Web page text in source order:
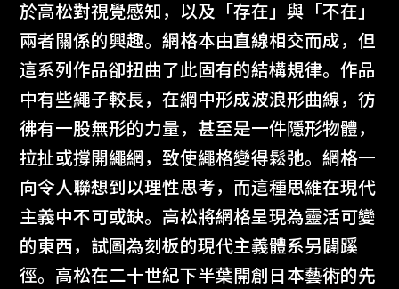
於高松對視覺感知，以及「存在」與「不在」
兩者關係的興趣。網格本由直線相交而成，但
這系列作品卻扭曲了此固有的結構規律。作品
中有些繩子較長，在網中形成波浪形曲線，彷
彿有一股無形的力量，甚至是一件隱形物體，
拉扯或撐開繩網，致使繩格變得鬆弛。網格一
向令人聯想到以理性思考，而這種思維在現代
主義中不可或缺。高松將網格呈現為靈活可變
的東西，試圖為刻板的現代主義體系另闢蹊
徑。高松在二十世紀下半葉開創日本藝術的先